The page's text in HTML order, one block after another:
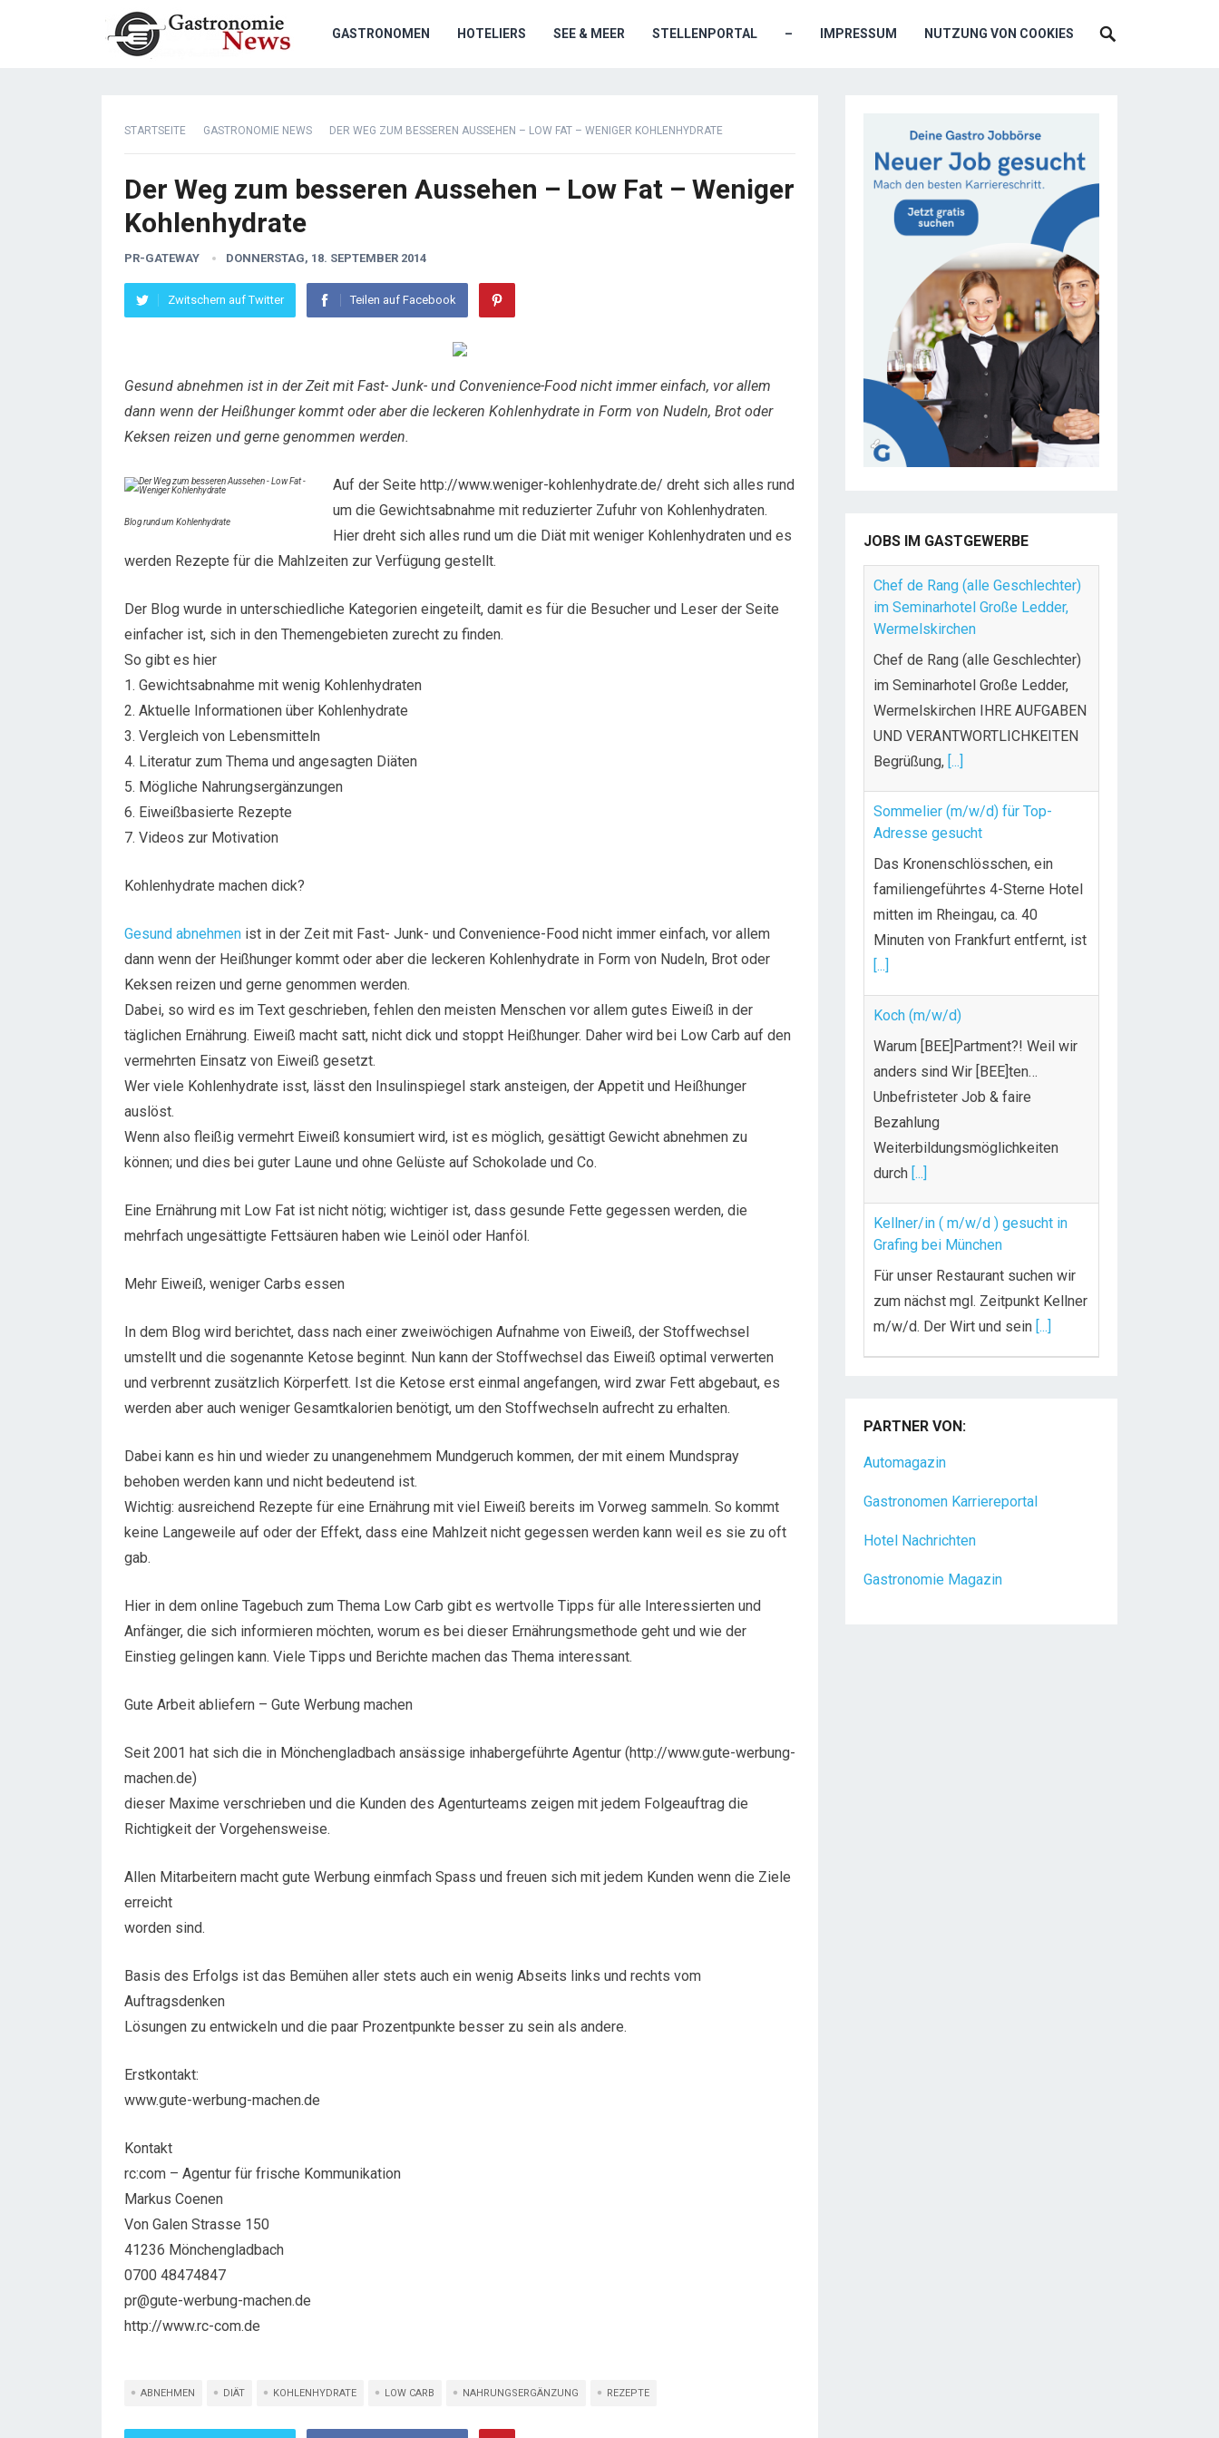
GASTRONOMEN HOTELIERS SEE & MEER STELLENPORTAL – IMPRESSUM NUTZUNG VON COOKIES
STARTSEITE GASTRONOMIE NEWS DER WEG ZUM BESSEREN AUSSEHEN – LOW FAT – WENIGER KOHLENHYDRATE
Der Weg zum besseren Aussehen – Low Fat – Weniger
Kohlenhydrate
PR-GATEWAY DONNERSTAG, 18. SEPTEMBER 2014
Zwitschern auf Twitter Teilen auf Facebook
Gesund abnehmen ist in der Zeit mit Fast- Junk- und Convenience-Food nicht immer einfach, vor allem
dann wenn der Heißhunger kommt oder aber die leckeren Kohlenhydrate in Form von Nudeln, Brot oder
Keksen reizen und gerne genommen werden.
Blog rund um Kohlenhydrate
Auf der Seite http://www.weniger-kohlenhydrate.de/ dreht sich alles rund
um die Gewichtsabnahme mit reduzierter Zufuhr von Kohlenhydraten.
Hier dreht sich alles rund um die Diät mit weniger Kohlenhydraten und es
werden Rezepte für die Mahlzeiten zur Verfügung gestellt.
Der Blog wurde in unterschiedliche Kategorien eingeteilt, damit es für die Besucher und Leser der Seite
einfacher ist, sich in den Themengebieten zurecht zu finden.
So gibt es hier
1. Gewichtsabnahme mit wenig Kohlenhydraten
2. Aktuelle Informationen über Kohlenhydrate
3. Vergleich von Lebensmitteln
4. Literatur zum Thema und angesagten Diäten
5. Mögliche Nahrungsergänzungen
6. Eiweißbasierte Rezepte
7. Videos zur Motivation
Kohlenhydrate machen dick?
Gesund abnehmen ist in der Zeit mit Fast- Junk- und Convenience-Food nicht immer einfach, vor allem
dann wenn der Heißhunger kommt oder aber die leckeren Kohlenhydrate in Form von Nudeln, Brot oder
Keksen reizen und gerne genommen werden.
Dabei, so wird es im Text geschrieben, fehlen den meisten Menschen vor allem gutes Eiweiß in der
täglichen Ernährung. Eiweiß macht satt, nicht dick und stoppt Heißhunger. Daher wird bei Low Carb auf den
vermehrten Einsatz von Eiweiß gesetzt.
Wer viele Kohlenhydrate isst, lässt den Insulinspiegel stark ansteigen, der Appetit und Heißhunger
auslöst.
Wenn also fleißig vermehrt Eiweiß konsumiert wird, ist es möglich, gesättigt Gewicht abnehmen zu
können; und dies bei guter Laune und ohne Gelüste auf Schokolade und Co.
Eine Ernährung mit Low Fat ist nicht nötig; wichtiger ist, dass gesunde Fette gegessen werden, die
mehrfach ungesättigte Fettsäuren haben wie Leinöl oder Hanföl.
Mehr Eiweiß, weniger Carbs essen
In dem Blog wird berichtet, dass nach einer zweiwöchigen Aufnahme von Eiweiß, der Stoffwechsel
umstellt und die sogenannte Ketose beginnt. Nun kann der Stoffwechsel das Eiweiß optimal verwerten
und verbrennt zusätzlich Körperfett. Ist die Ketose erst einmal angefangen, wird zwar Fett abgebaut, es
werden aber auch weniger Gesamtkalorien benötigt, um den Stoffwechseln aufrecht zu erhalten.
Dabei kann es hin und wieder zu unangenehmem Mundgeruch kommen, der mit einem Mundspray
behoben werden kann und nicht bedeutend ist.
Wichtig: ausreichend Rezepte für eine Ernährung mit viel Eiweiß bereits im Vorweg sammeln. So kommt
keine Langeweile auf oder der Effekt, dass eine Mahlzeit nicht gegessen werden kann weil es sie zu oft
gab.
Hier in dem online Tagebuch zum Thema Low Carb gibt es wertvolle Tipps für alle Interessierten und
Anfänger, die sich informieren möchten, worum es bei dieser Ernährungsmethode geht und wie der
Einstieg gelingen kann. Viele Tipps und Berichte machen das Thema interessant.
Gute Arbeit abliefern – Gute Werbung machen
Seit 2001 hat sich die in Mönchengladbach ansässige inhabergeführte Agentur (http://www.gute-werbung-
machen.de)
dieser Maxime verschrieben und die Kunden des Agenturteams zeigen mit jedem Folgeauftrag die
Richtigkeit der Vorgehensweise.
Allen Mitarbeitern macht gute Werbung einmfach Spass und freuen sich mit jedem Kunden wenn die Ziele
erreicht
worden sind.
Basis des Erfolgs ist das Bemühen aller stets auch ein wenig Abseits links und rechts vom
Auftragsdenken
Lösungen zu entwickeln und die paar Prozentpunkte besser zu sein als andere.
Erstkontakt:
www.gute-werbung-machen.de
Kontakt
rc:com – Agentur für frische Kommunikation
Markus Coenen
Von Galen Strasse 150
41236 Mönchengladbach
0700 48474847
pr@gute-werbung-machen.de
http://www.rc-com.de
ABNEHMEN DIÄT KOHLENHYDRATE LOW CARB NAHRUNGSERGÄNZUNG REZEPTE
JOBS IM GASTGEWERBE
Chef de Rang (alle Geschlechter)
im Seminarhotel Große Ledder,
Wermelskirchen
Chef de Rang (alle Geschlechter)
im Seminarhotel Große Ledder,
Wermelskirchen IHRE AUFGABEN
UND VERANTWORTLICHKEITEN
Begrüßung, [...]
Sommelier (m/w/d) für Top-
Adresse gesucht
Das Kronenschlösschen, ein
familiengeführtes 4-Sterne Hotel
mitten im Rheingau, ca. 40
Minuten von Frankfurt entfernt, ist
[...]
Koch (m/w/d)
Warum [BEE]Partment?! Weil wir
anders sind Wir [BEE]ten…
Unbefristeter Job & faire
Bezahlung
Weiterbildungsmöglichkeiten
durch [...]
Kellner/in ( m/w/d ) gesucht in
Grafing bei München
Für unser Restaurant suchen wir
zum nächst mgl. Zeitpunkt Kellner
m/w/d. Der Wirt und sein [...]
Dein Arbeitsplatz mit
Urlaubsfeeling Chef de Rang
Leidenschaft und liebst[...]
PARTNER VON:
Automagazin
Gastronomen Karriereportal
Hotel Nachrichten
Gastronomie Magazin